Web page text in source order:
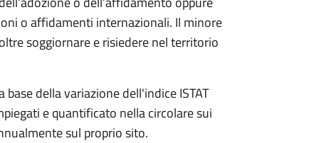
o affidamenti internazionali. Il minore
soggiornare e risiedere nel territorio
della variazione dell'indice ISTAT
e quantificato nella circolare sui
sul proprio sito.